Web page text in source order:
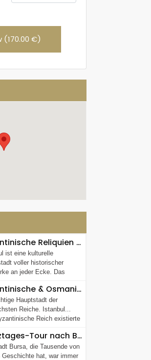
(170.00 €)
Byzantinische Reliquien Tour (Halbtägige Morgen Altstadt-Tour)
ist eine kulturelle
voller historischer
an jeder Ecke. Das
Byzantinische & Osmanische Relikte (Ganztägige Altstadt-Tour zu Fuß)
Hauptstadt der
Reiche. Istanbul...
Reich existierte
Ganztages-Tour nach Bursa von Istanbul
Bursa, die Tausende von
Geschichte hat, war immer